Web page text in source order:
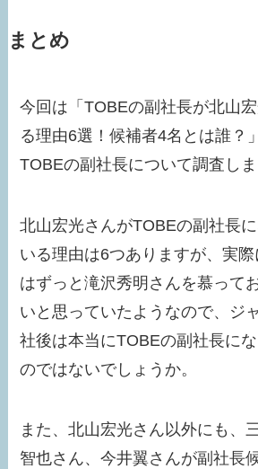
まとめ
今回は「TOBEの副社長が北山
る理由6選！候補者4名とは誰？
TOBEの副社長について調査しま
北山宏光さんがTOBEの副社長
いる理由は6つありますが、実
はずっと滝沢秀明さんを慕って
いと思っていたようなので、ジ
社後は本当にTOBEの副社長に
のではないでしょうか。
また、北山宏光さん以外にも、
智也さん、今井翼さんが副社長